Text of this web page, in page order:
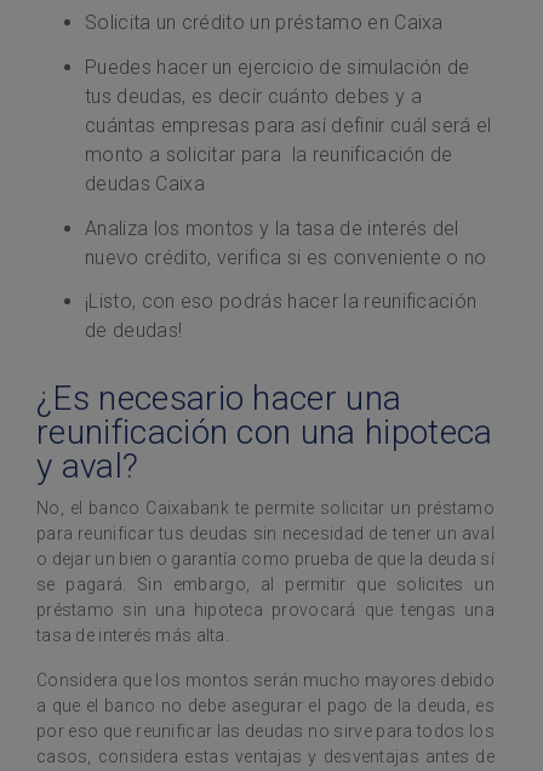
Solicita un crédito un préstamo en Caixa
Puedes hacer un ejercicio de simulación de
tus deudas, es decir cuánto debes y a
cuántas empresas para así definir cuál será el
monto a solicitar para la reunificación de
deudas Caixa
Analiza los montos y la tasa de interés del
nuevo crédito, verifica si es conveniente o no
¡Listo, con eso podrás hacer la reunificación
de deudas!
¿Es necesario hacer una
reunificación con una hipoteca
y aval?
No, el banco Caixabank te permite solicitar un préstamo
para reunificar tus deudas sin necesidad de tener un aval
o dejar un bien o garantía como prueba de que la deuda sí
se pagará. Sin embargo, al permitir que solicites un
préstamo sin una hipoteca provocará que tengas una
tasa de interés más alta.
Considera que los montos serán mucho mayores debido
a que el banco no debe asegurar el pago de la deuda, es
por eso que reunificar las deudas no sirve para todos los
casos, considera estas ventajas y desventajas antes de